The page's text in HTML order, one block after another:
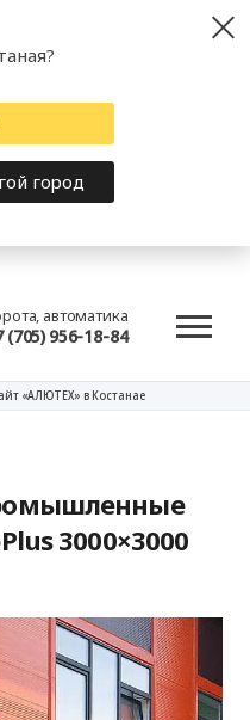
автоматика
(705) 956-18-84
«АЛЮТЕХ» в Костанае
3000×3000
город